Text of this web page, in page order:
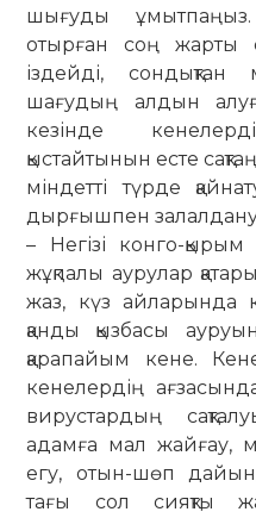
шығуды
отырған соң жарты
іздейді,
шағудың алдын
кезінде
қыстайтынын есте
мін­детті түрде
дырғышпен
– Негізі конго-қырым
жұқпалы аурулар
жаз, күз айларында
қанды қызбасы
қарапайым кене. Кене
кенелердің
ви­рустардың
адамға мал жайғау,
егу, отын-шөп
тағы сол сияқты